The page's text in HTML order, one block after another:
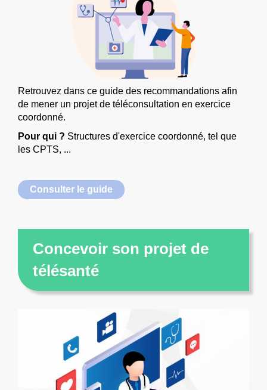
Retrouvez dans ce guide des recommandations afin
de mener un projet de téléconsultation en exercice
coordonné.
Pour qui ? Structures d'exercice coordonné, tel que
les CPTS, ...
Consulter le guide
Concevoir son projet de
télésanté